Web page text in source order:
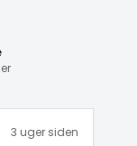
3 uger siden